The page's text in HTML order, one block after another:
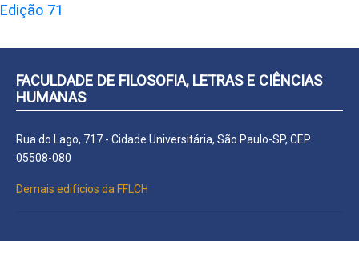
Edição 71
FACULDADE DE FILOSOFIA, LETRAS E CIÊNCIAS
HUMANAS
Rua do Lago, 717 - Cidade Universitária, São Paulo-SP, CEP
05508-080
Demais edifícios da FFLCH